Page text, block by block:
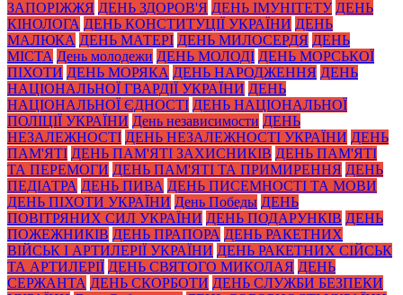
ЗАПОРІЖЖЯ ДЕНЬ ЗДОРОВ'Я ДЕНЬ ІМУНІТЕТУ ДЕНЬ
КІНОЛОГА ДЕНЬ КОНСТИТУЦІЇ УКРАЇНИ ДЕНЬ
МАЛЮКА ДЕНЬ МАТЕРІ ДЕНЬ МИЛОСЕРДЯ ДЕНЬ
МІСТА День молодежи ДЕНЬ МОЛОДІ ДЕНЬ МОРСЬКОЇ
ПІХОТИ ДЕНЬ МОРЯКА ДЕНЬ НАРОДЖЕННЯ ДЕНЬ
НАЦІОНАЛЬНОЇ ГВАРДІЇ УКРАЇНИ ДЕНЬ
НАЦІОНАЛЬНОЇ ЄДНОСТІ ДЕНЬ НАЦІОНАЛЬНОЇ
ПОЛІЦІЇ УКРАЇНИ День независимости ДЕНЬ
НЕЗАЛЕЖНОСТІ ДЕНЬ НЕЗАЛЕЖНОСТІ УКРАЇНИ ДЕНЬ
ПАМ'ЯТІ ДЕНЬ ПАМ'ЯТІ ЗАХИСНИКІВ ДЕНЬ ПАМ'ЯТІ
ТА ПЕРЕМОГИ ДЕНЬ ПАМ'ЯТІ ТА ПРИМИРЕННЯ ДЕНЬ
ПЕДІАТРА ДЕНЬ ПИВА ДЕНЬ ПИСЕМНОСТІ ТА МОВИ
ДЕНЬ ПІХОТИ УКРАЇНИ День Победы ДЕНЬ
ПОВІТРЯНИХ СИЛ УКРАЇНИ ДЕНЬ ПОДАРУНКІВ ДЕНЬ
ПОЖЕЖНИКІВ ДЕНЬ ПРАПОРА ДЕНЬ РАКЕТНИХ
ВІЙСЬК І АРТИЛЕРІЇ УКРАЇНИ ДЕНЬ РАКЕТНИХ СІЙСЬК
ТА АРТИЛЕРІЇ ДЕНЬ СВЯТОГО МИКОЛАЯ ДЕНЬ
СЕРЖАНТА ДЕНЬ СКОРБОТИ ДЕНЬ СЛУЖБИ БЕЗПЕКИ